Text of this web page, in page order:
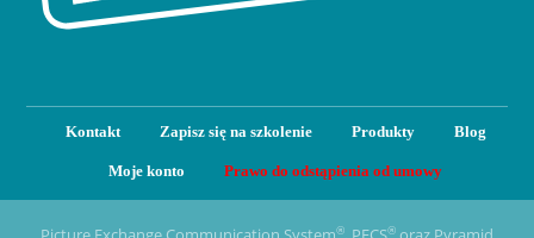
Kontakt Zapisz się na szkolenie Produkty Blog
Moje konto Prawo do odstąpienia od umowy
® ®